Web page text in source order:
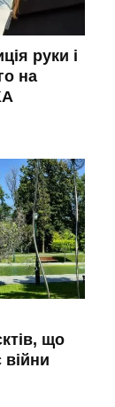
руки і
на
що
війни